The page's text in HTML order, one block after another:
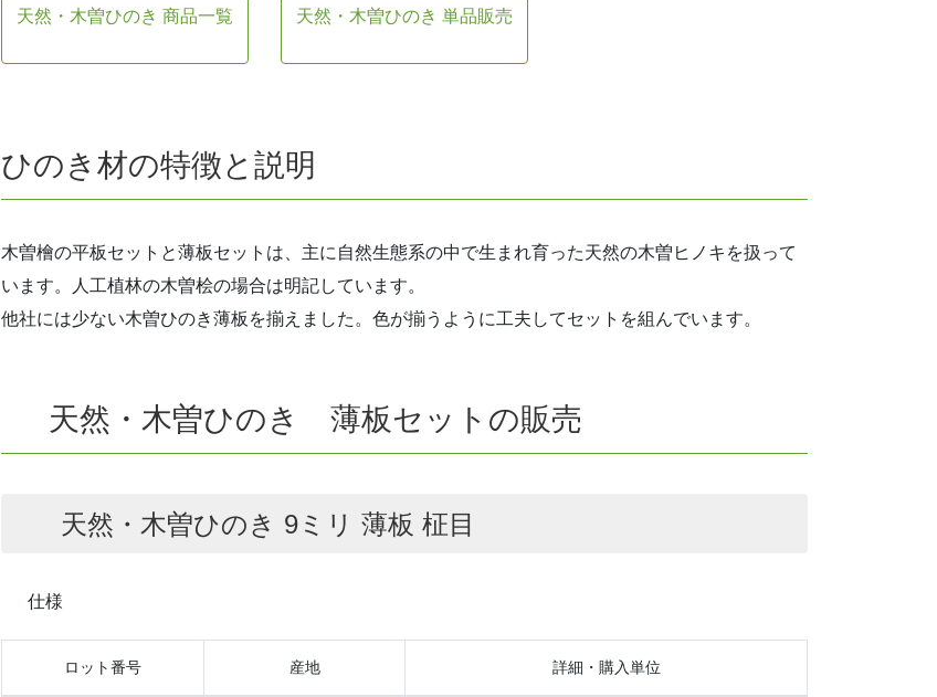
天然・木曽ひのき 商品一覧 天然・木曽ひのき 単品販売
ひのき材の特徴と説明
木曽檜の平板セットと薄板セットは、主に自然生態系の中で生まれ育った天然の木曽ヒノキを扱って
います。人工植林の木曽桧の場合は明記しています。
他社には少ない木曽ひのき薄板を揃えました。色が揃うように工夫してセットを組んでいます。
天然・木曽ひのき 薄板セットの販売
天然・木曽ひのき 9ミリ 薄板 柾目
仕様
ロット番号 産地 詳細・購入単位